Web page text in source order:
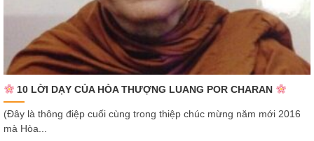
10 LỜI DẠY CỦA HÒA THƯỢNG LUANG POR CHARAN
(Đây là thông điệp cuối cùng trong thiệp chúc mừng năm mới 2016
mà Hòa...